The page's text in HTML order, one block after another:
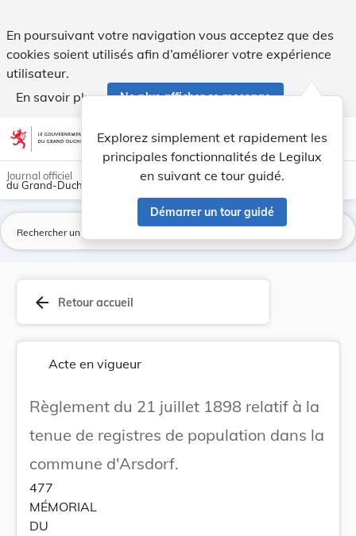
En poursuivant votre navigation vous acceptez que des
cookies soient utilisés afin d’améliorer votre expérience
utilisateur.
En savoir plus
Ne plus afficher ce message
Aller au contenu account_circle help Aide
Explorez simplement et rapidement les
principales fonctionnalités de Legilux
en suivant ce tour guidé.
Démarrer un tour guidé
light_mode dark_mode
Journal officiel
du Grand-Duché de Luxembourg
arrow_back Retour accueil
Acte en vigueur
Règlement du 21 juillet 1898 relatif à la
tenue de registres de population dans la
commune d'Arsdorf.
477
MÉMORIAL
DU